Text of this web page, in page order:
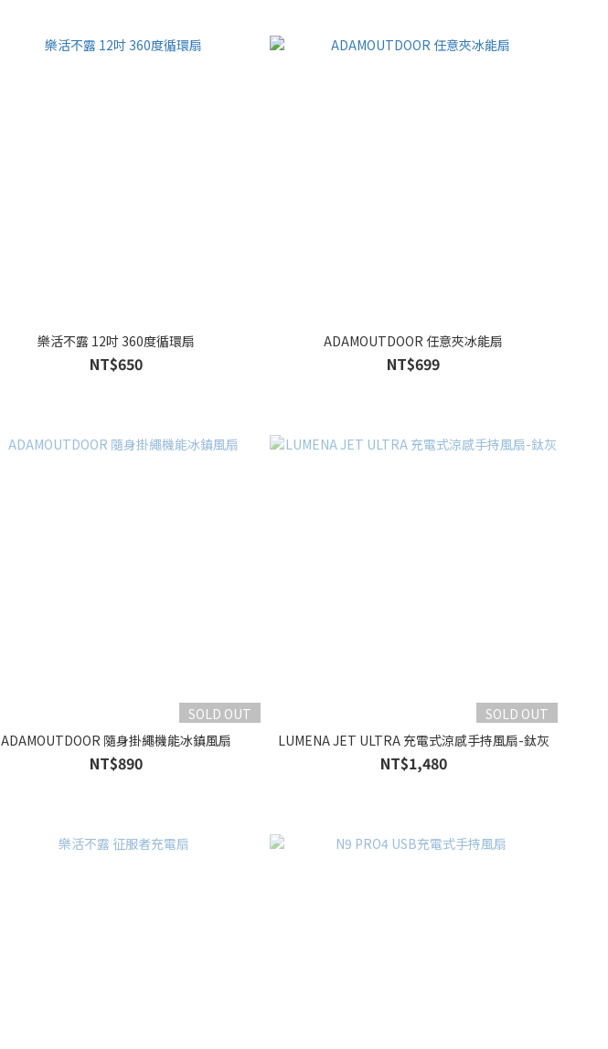
樂活不露 12吋 360度循環扇
NT$650
ADAMOUTDOOR 任意夾冰能扇
NT$699
SOLD OUT
ADAMOUTDOOR 隨身掛繩機能冰鎮風扇
NT$890
SOLD OUT
LUMENA JET ULTRA 充電式涼感手持風扇-鈦灰
NT$1,480